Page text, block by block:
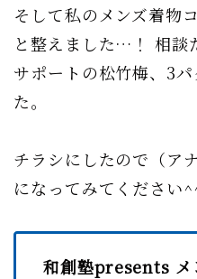
そして私のメンズ着物
と整えました…！ 相談
サポートの松竹梅、3
た。
チラシにしたので（ア
になってみてください
和創塾presents メ